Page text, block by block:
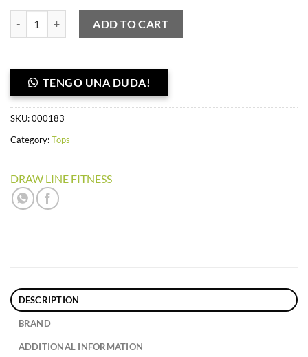
ADD TO CART
TENGO UNA DUDA!
SKU:000183
Category:Tops
DRAW LINE FITNESS
DESCRIPTION
BRAND
ADDITIONAL INFORMATION